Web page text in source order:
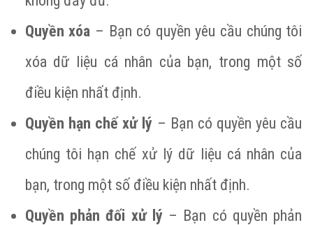
Quyền xóa – Bạn có quyền yêu cầu chúng tôi
xóa dữ liệu cá nhân của bạn, trong một số
điều kiện nhất định.
Quyền hạn chế xử lý – Bạn có quyền yêu cầu
chúng tôi hạn chế xử lý dữ liệu cá nhân của
bạn, trong một số điều kiện nhất định.
Quyền phản đối xử lý– Bạn có quyền phản